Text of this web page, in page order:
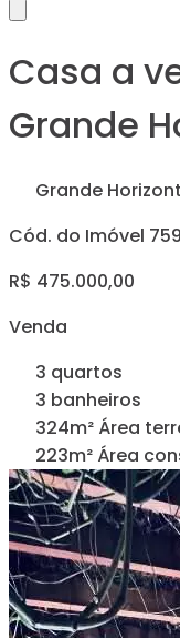
Casa a
Grande
Grande
Cód. do Imóvel
R$ 475.000,00
Venda
3 quartos
3 banheiros
324m² Área
223m² Área